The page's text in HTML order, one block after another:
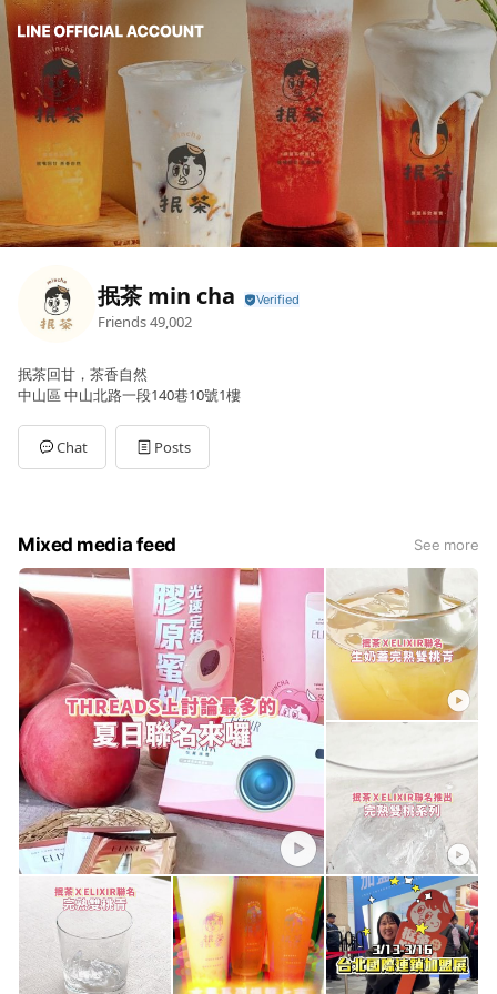
抿茶 min cha
Friends49,002
抿茶回甘，茶香自然
中山區 中山北路一段140巷10號1樓
Chat Posts
Mixed media feed See more